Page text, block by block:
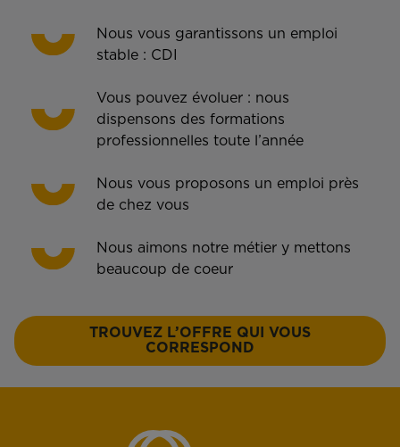
Nous vous garantissons un emploi
stable : CDI
Vous pouvez évoluer : nous
dispensons des formations
professionnelles toute l’année
Nous vous proposons un emploi près
de chez vous
Nous aimons notre métier y mettons
beaucoup de coeur
TROUVEZ L’OFFRE QUI VOUS
CORRESPOND